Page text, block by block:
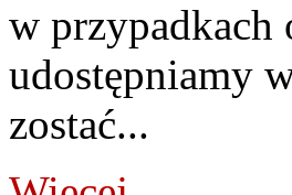
w przypadkach
udostępniamy
zostać...